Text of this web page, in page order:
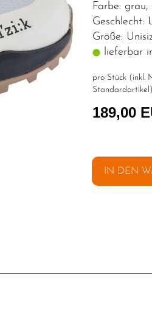
Farbe: grau,
Geschlecht:
Größe:
lieferbar
pro Stück (inkl.
Standardartikel )
189,00
IN DEN